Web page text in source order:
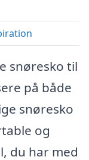
snøresko til
på både
snøresko
og
du har med